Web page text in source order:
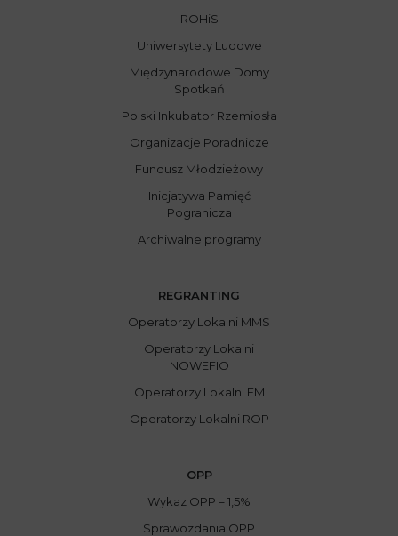
ROHiS
Uniwersytety Ludowe
Międzynarodowe Domy
Spotkań
Polski Inkubator Rzemiosła
Organizacje Poradnicze
Fundusz Młodzieżowy
Inicjatywa Pamięć
Pogranicza
Archiwalne programy
REGRANTING
Operatorzy Lokalni MMS
Operatorzy Lokalni
NOWEFIO
Operatorzy Lokalni FM
Operatorzy Lokalni ROP
OPP
Wykaz OPP – 1,5%
Sprawozdania OPP